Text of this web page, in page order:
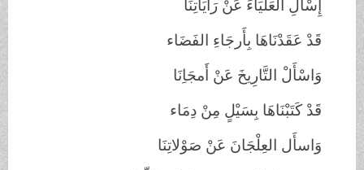
إِسْألِ العَلْيَاءَ عَنْ رَايَاتِنَا
قَدْ عَقَدْنَاهَا بِأَرجَاءِ الفَضَاء
وَاسْأَلْ التَّارِيخَ عَنْ أَمجَاِنَا
قَدْ كَتَبْنَاهَا بِسَيْلٍ مِنْ دِمَاء
وَاسأَل العِلْجَانَ عَنْ صَوْلاتِنَا